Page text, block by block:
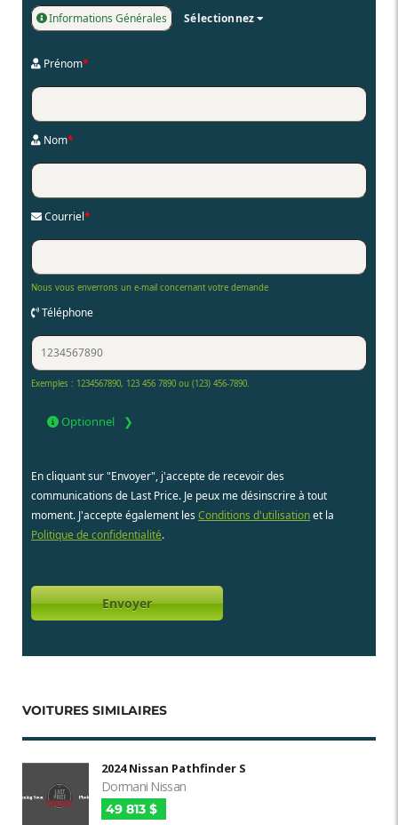
Informations Générales Sélectionnez
Prénom*
Nom*
Courriel*
Nous vous enverrons un e-mail concernant votre demande
Téléphone
Exemples : 1234567890, 123 456 7890 ou (123) 456-7890.
Optionnel
En cliquant sur "Envoyer", j'accepte de recevoir des
communications de Last Price. Je peux me désinscrire à tout
moment. J'accepte également les Conditions d'utilisationet la
Politique de confidentialité.
VOITURES SIMILAIRES
2024 Nissan Pathfinder S
Dormani Nissan
49 813 $